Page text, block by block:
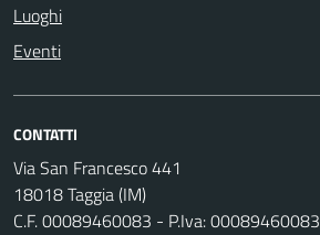
Luoghi
Eventi
CONTATTI
Via San Francesco 441
18018 Taggia (IM)
C.F. 00089460083 - P.Iva: 00089460083